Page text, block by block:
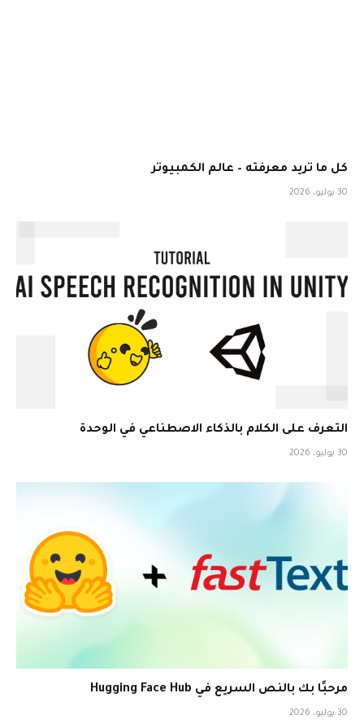
كل ما تريد معرفته – عالم الكمبيوتر
30 يوليو، 2026
التعرف على الكلام بالذكاء الاصطناعي في الوحدة
30 يوليو، 2026
مرحبًا بك بالنص السريع في Hugging Face Hub
30 يوليو، 2026